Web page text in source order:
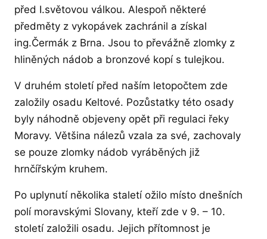
před I.světovou válkou. Alespoň některé
předměty z vykopávek zachránil a získal
ing.Čermák z Brna. Jsou to převážně zlomky z
hliněných nádob a bronzové kopí s tulejkou.
V druhém století před naším letopočtem zde
založily osadu Keltové. Pozůstatky této osady
byly náhodně objeveny opět při regulaci řeky
Moravy. Většina nálezů vzala za své, zachovaly
se pouze zlomky nádob vyráběných již
hrnčířským kruhem.
Po uplynutí několika staletí ožilo místo dnešních
polí moravskými Slovany, kteří zde v 9. – 10.
století založili osadu. Jejich přítomnost je